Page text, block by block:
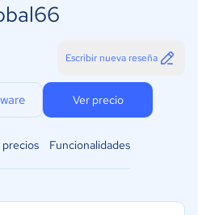
Escribir nueva reseña
Ver precio
precios Funcionalidades